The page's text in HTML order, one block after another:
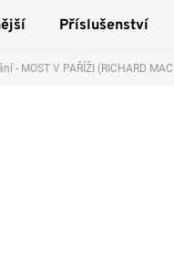
Příslušenství
- MOST V PAŘÍŽI (RICHARD